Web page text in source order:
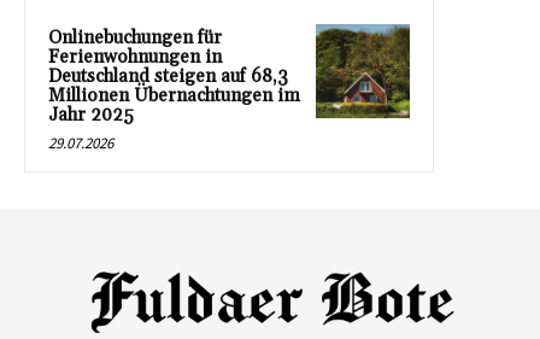
Onlinebuchungen für
Ferienwohnungen in
Deutschland steigen auf 68,3
Millionen Übernachtungen im
Jahr 2025
29.07.2026